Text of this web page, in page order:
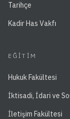
Tarihçe
Kadir Has Vakfı
EĞITIM
Hukuk Fakültesi
İktisadi, İdari ve
İletişim Fakültesi